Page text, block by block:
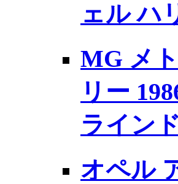
ェル ハ
MG メ
リー
ライン
オペル